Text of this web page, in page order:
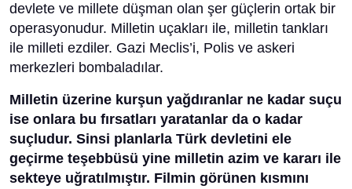
devlete ve millete düşman olan şer güçlerin ortak bir
operasyonudur. Milletin uçakları ile, milletin tankları
ile milleti ezdiler. Gazi Meclis’i, Polis ve askeri
merkezleri bombaladılar.
Milletin üzerine kurşun yağdıranlar ne kadar suçu
ise onlara bu fırsatları yaratanlar da o kadar
suçludur. Sinsi planlarla Türk devletini ele
geçirme teşebbüsü yine milletin azim ve kararı ile
sekteye uğratılmıştır. Filmin görünen kısmını